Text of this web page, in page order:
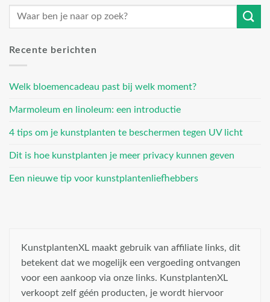
Recente berichten
Welk bloemencadeau past bij welk moment?
Marmoleum en linoleum: een introductie
4 tips om je kunstplanten te beschermen tegen UV licht
Dit is hoe kunstplanten je meer privacy kunnen geven
Een nieuwe tip voor kunstplantenliefhebbers
KunstplantenXL maakt gebruik van affiliate links, dit
betekent dat we mogelijk een vergoeding ontvangen
voor een aankoop via onze links. KunstplantenXL
verkoopt zelf géén producten, je wordt hiervoor